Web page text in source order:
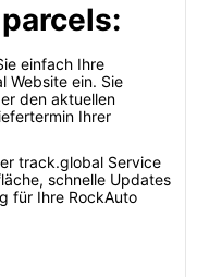
einfach Ihre
Website ein. Sie
den aktuellen
Ihrer
track.global Service
schnelle Updates
für Ihre RockAuto